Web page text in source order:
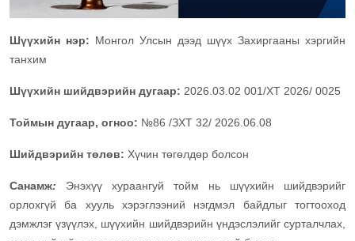
Шүүхийн нэр: Монгол Улсын дээд шүүх Захиргааны хэргийн
танхим
Шүүхийн шийдвэрийн дугаар: 2026.03.02 001/XT 2026/ 0025
Тоймын дугаар, огноо: №86 /ЗХТ 32/ 2026.06.08
Шийдвэрийн төлөв: Хүчин төгөлдөр болсон
Санамж: Энэхүү хураангуй тойм нь шүүхийн шийдвэрийг
орлохгүй ба хууль хэрэглээний нэгдмэл байдлыг тогтооход
дэмжлэг үзүүлэх, шүүхийн шийдвэрийн үндэслэлийг сурталчлах,